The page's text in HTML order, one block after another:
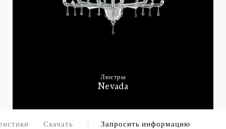
Люстры
Nevada
Скачать Запросить информацию